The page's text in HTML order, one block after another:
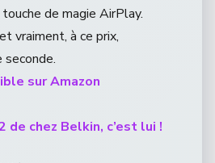
de magie AirPlay.
vraiment, à ce prix,
seconde.
sur Amazon
de chez Belkin, c’est lui !